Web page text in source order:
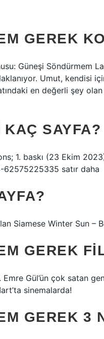
GEREK
Güneşi Söndürmem
Umut, kendisi
en değerli şey olan
SAYFA?
1. baskı (23 Ekim
62575225335 satır daha
Siamese Winter Sun –
GEREK
Gül’ün çok satan
sinemalarda!
GEREK 3